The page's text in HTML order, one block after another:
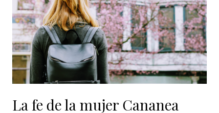
La fe de la mujer Cananea
de
la
mujer
Cananea